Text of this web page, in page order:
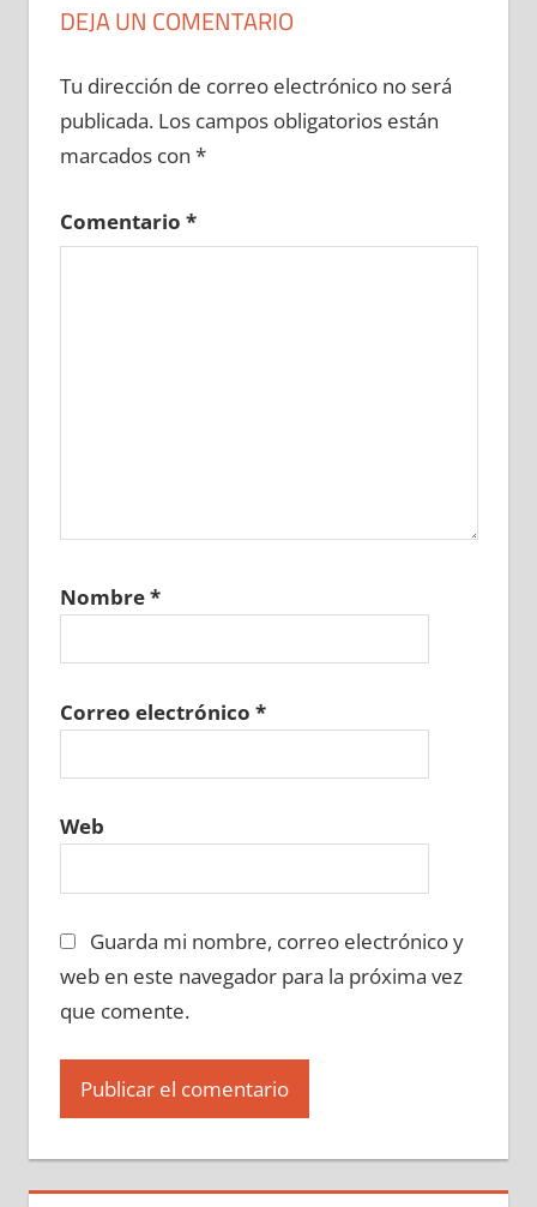
DEJA UN COMENTARIO
Tu dirección de correo electrónico no será
publicada. Los campos obligatorios están
marcados con *
Comentario *
Nombre*
Correo electrónico *
Web
Guarda mi nombre, correo electrónico y
web en este navegador para la próxima vez
que comente.